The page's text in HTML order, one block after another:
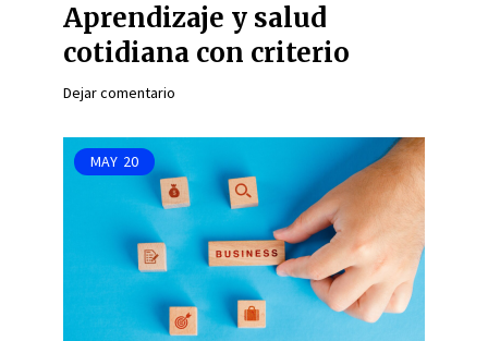
Aprendizaje y salud
cotidiana con criterio
Dejar comentario
MAY 20